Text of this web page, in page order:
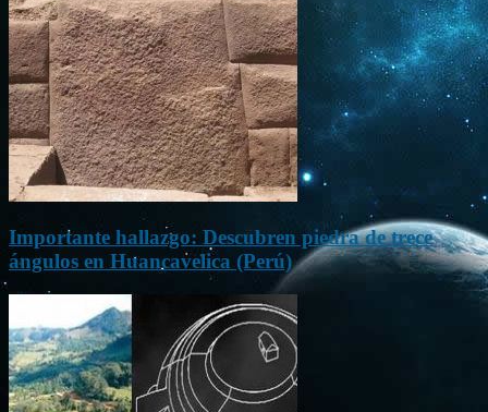
Importante hallazgo: Descubren piedra de trece
ángulos en Huancavelica (Perú)